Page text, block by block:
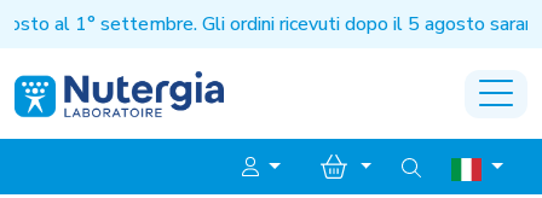
al 1° settembre. Gli ordini ricevuti dopo il 5 agosto saranno